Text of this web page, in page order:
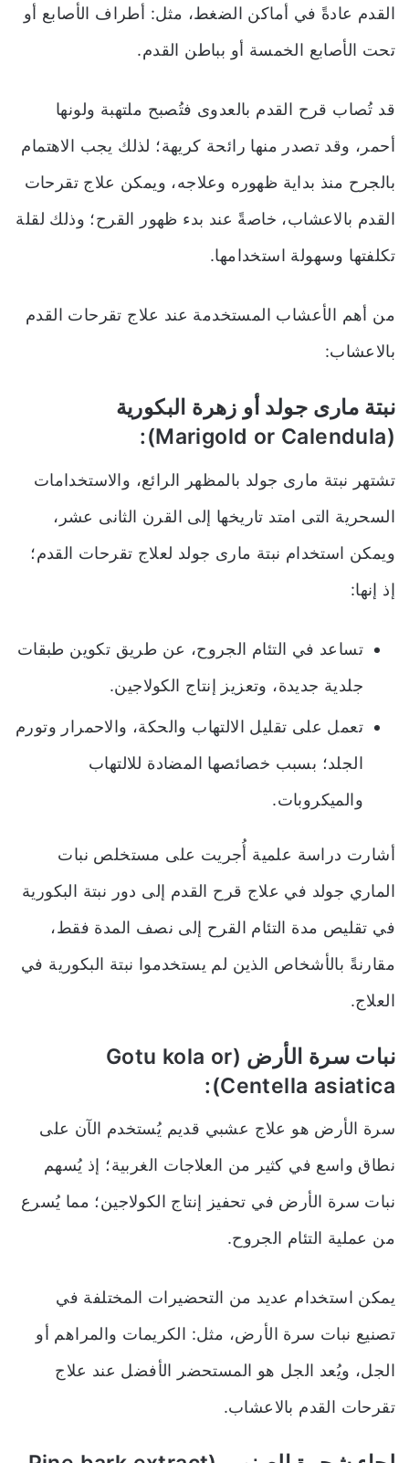
القدم عادةً في أماكن الضغط، مثل: أطراف الأصابع أو
تحت الأصابع الخمسة أو بباطن القدم.
قد تُصاب قرح القدم بالعدوى فتُصبح ملتهبة ولونها
أحمر ، وقد تصدر منها رائحة كريهة؛ لذلك يجب الاهتمام
بالجرح منذ بداية ظهوره وعلاجه، ويمكن علاج تقرحات
القدم بالاعشاب، خاصةً عند بدء ظهور القرح؛ وذلك لقلة
تكلفتها وسهولة استخدامها.
من أهم الأعشاب المستخدمة عند علاج تقرحات القدم
بالاعشاب:
نبتة مارى جولد أو زهرة البكورية
(Marigold or Calendula):
تشتهر نبتة مارى جولد بالمظهر الرائع، والاستخدامات
السحرية التى امتد تاريخها إلى القرن الثانى عشر،
ويمكن استخدام نبتة مارى جولد لعلاج تقرحات القدم؛
إذ إنها:
تساعد في التئام الجروح، عن طريق تكوين طبقات
جلدية جديدة، وتعزيز إنتاج الكولاجين.
تعمل على تقليل الالتهاب والحكة، والاحمرار وتورم
الجلد؛ بسبب خصائصها المضادة للالتهاب
والميكروبات.
أشارت دراسة علمية أُجريت على مستخلص نبات
الماري جولد في علاج قرح القدم إلى دور نبتة البكورية
في تقليص مدة التئام القرح إلى نصف المدة فقط،
مقارنةً بالأشخاص الذين لم يستخدموا نبتة البكورية في
العلاج.
نبات سرة الأرض (Gotu kola or
Centella asiatica):
سرة الأرض هو علاج عشبي قديم يُستخدم الآن على
نطاق واسع في كثير من العلاجات الغربية؛ إذ يُسهم
نبات سرة الأرض في تحفيز إنتاج الكولاجين؛ مما يُسرع
من عملية التئام الجروح.
يمكن استخدام عديد من التحضيرات المختلفة في
تصنيع نبات سرة الأرض، مثل: الكريمات والمراهم أو
الجل، ويُعد الجل هو المستحضر الأفضل عند علاج
تقرحات القدم بالاعشاب.